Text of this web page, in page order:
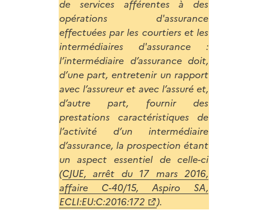
de services afférentes à des
opérations d'assurance
effectuées par les courtiers et les
intermédiaires d'assurance :
l’intermédiaire d’assurance doit,
d’une part, entretenir un rapport
avec l’assureur et avec l’assuré et,
d’autre part, fournir des
prestations caractéristiques de
l’activité d’un intermédiaire
d’assurance, la prospection étant
un aspect essentiel de celle-ci
(CJUE, arrêt du 17 mars 2016,
affaire C-40/15, Aspiro SA,
ECLI:EU:C:2016:172
).